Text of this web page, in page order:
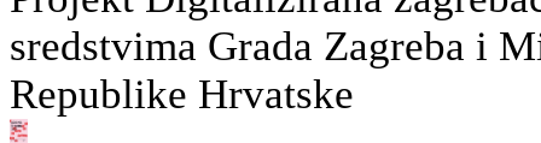
sredstvima Grada Zagreba i
Republike Hrvatske